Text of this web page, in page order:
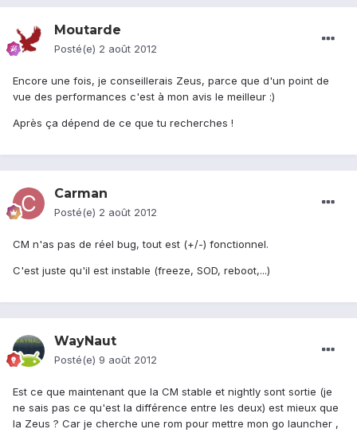
Moutarde
Posté(e) 2 août 2012
Encore une fois, je conseillerais Zeus, parce que d'un point de
vue des performances c'est à mon avis le meilleur :)
Après ça dépend de ce que tu recherches !
Carman
Posté(e) 2 août 2012
CM n'as pas de réel bug, tout est (+/-) fonctionnel.
C'est juste qu'il est instable (freeze, SOD, reboot,...)
WayNaut
Posté(e) 9 août 2012
Est ce que maintenant que la CM stable et nightly sont sortie (je
ne sais pas ce qu'est la différence entre les deux) est mieux que
la Zeus ? Car je cherche une rom pour mettre mon go launcher ,